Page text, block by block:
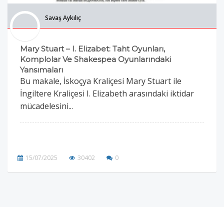
Savaş Aykılıç
Mary Stuart – I. Elizabet: Taht Oyunları,
Komplolar Ve Shakespea Oyunlarındaki
Yansımaları
Bu makale, İskoçya Kraliçesi Mary Stuart ile
İngiltere Kraliçesi I. Elizabeth arasındaki iktidar
mücadelesini...
15/07/2025 30402 0